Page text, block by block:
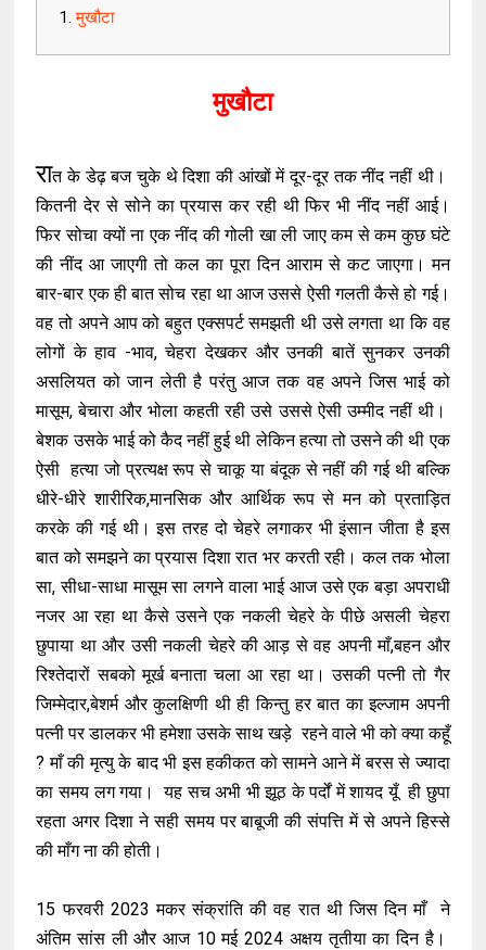
मुखौटा
मुखौटा
रात के डेढ़ बज चुके थे दिशा की आंखों में दूर-दूर तक नींद नहीं थी।
कितनी देर से सोने का प्रयास कर रही थी फिर भी नींद नहीं आई।
फिर सोचा क्यों ना एक नींद की गोली खा ली जाए कम से कम कुछ घंटे
की नींद आ जाएगी तो कल का पूरा दिन आराम से कट जाएगा। मन
बार-बार एक ही बात सोच रहा था आज उससे ऐसी गलती कैसे हो गई।
वह तो अपने आप को बहुत एक्सपर्ट समझती थी उसे लगता था कि वह
लोगों के हाव -भाव, चेहरा देखकर और उनकी बातें सुनकर उनकी
असलियत को जान लेती है परंतु आज तक वह अपने जिस भाई को
मासूम, बेचारा और भोला कहती रही उसे उससे ऐसी उम्मीद नहीं थी।
बेशक उसके भाई को कैद नहीं हुई थी लेकिन हत्या तो उसने की थी एक
ऐसी हत्या जो प्रत्यक्ष रूप से चाकू या बंदूक से नहीं की गई थी बल्कि
धीरे-धीरे शारीरिक,मानसिक और आर्थिक रूप से मन को प्रताड़ित
करके की गई थी। इस तरह दो चेहरे लगाकर भी इंसान जीता है इस
बात को समझने का प्रयास दिशा रात भर करती रही। कल तक भोला
सा, सीधा-साधा मासूम सा लगने वाला भाई आज उसे एक बड़ा अपराधी
नजर आ रहा था कैसे उसने एक नकली चेहरे के पीछे असली चेहरा
छुपाया था और उसी नकली चेहरे की आड़ से वह अपनी माँ,बहन और
रिश्तेदारों सबको मूर्ख बनाता चला आ रहा था। उसकी पत्नी तो गैर
जिम्मेदार,बेशर्म और कुलक्षिणी थी ही किन्तु हर बात का इल्जाम अपनी
पत्नी पर डालकर भी हमेशा उसके साथ खड़े रहने वाले भी को क्या कहूँ
? माँ की मृत्यु के बाद भी इस हकीकत को सामने आने में बरस से ज्यादा
का समय लग गया। यह सच अभी भी झूठ के पर्दों में शायद यूँ ही छुपा
रहता अगर दिशा ने सही समय पर बाबूजी की संपत्ति में से अपने हिस्से
की माँग ना की होती।
15 फरवरी 2023 मकर संक्रांति की वह रात थी जिस दिन माँ ने
अंतिम सांस ली और आज 10 मई 2024 अक्षय तृतीया का दिन है।